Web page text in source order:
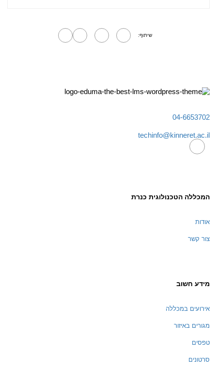
שיתוף:
04-6653702
techinfo@kinneret.ac.il
המכללה הטכנולוגית כנרת
אודות
צור קשר
מידע חשוב
אירועים במכללה
מגורים באיזור
טפסים
סרטונים